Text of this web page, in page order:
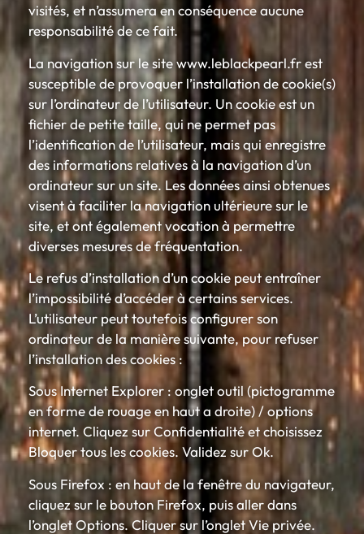
visités, et n’assumera en conséquence aucune
responsabilité de ce fait.
La navigation sur le site www.leblackpearl.fr est
susceptible de provoquer l’installation de cookie(s)
sur l’ordinateur de l’utilisateur. Un cookie est un
fichier de petite taille, qui ne permet pas
l’identification de l’utilisateur, mais qui enregistre
des informations relatives à la navigation d’un
ordinateur sur un site. Les données ainsi obtenues
visent à faciliter la navigation ultérieure sur le
site, et ont également vocation à permettre
diverses mesures de fréquentation.
Le refus d’installation d’un cookie peut entraîner
l’impossibilité d’accéder à certains services.
L’utilisateur peut toutefois configurer son
ordinateur de la manière suivante, pour refuser
l’installation des cookies :
Sous Internet Explorer : onglet outil (pictogramme
en forme de rouage en haut a droite) / options
internet. Cliquez sur Confidentialité et choisissez
Bloquer tous les cookies. Validez sur Ok.
Sous Firefox : en haut de la fenêtre du navigateur,
cliquez sur le bouton Firefox, puis aller dans
l’onglet Options. Cliquer sur l’onglet Vie privée.